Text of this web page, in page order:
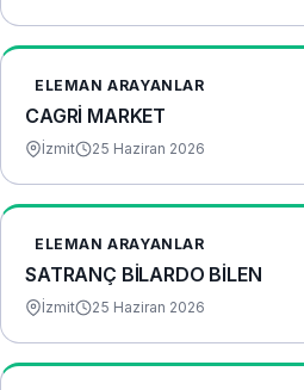
ELEMAN ARAYANLAR
CAGRİ MARKET
İzmit 25 Haziran 2026
ELEMAN ARAYANLAR
SATRANÇ BİLARDO BİLEN
İzmit 25 Haziran 2026